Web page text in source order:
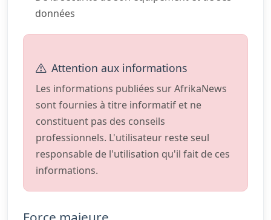
données
Attention aux informations
Les informations publiées sur AfrikaNews
sont fournies à titre informatif et ne
constituent pas des conseils
professionnels. L'utilisateur reste seul
responsable de l'utilisation qu'il fait de ces
informations.